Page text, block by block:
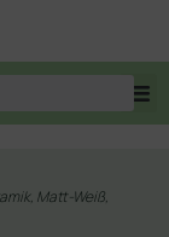
Matt-Weiß,